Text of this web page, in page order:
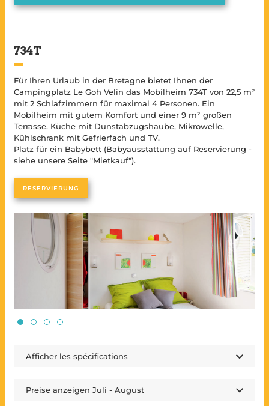
734T
Für Ihren Urlaub in der Bretagne bietet Ihnen der
Campingplatz Le Goh Velin das Mobilheim 734T von 22,5 m²
mit 2 Schlafzimmern für maximal 4 Personen. Ein
Mobilheim mit gutem Komfort und einer 9 m² großen
Terrasse. Küche mit Dunstabzugshaube, Mikrowelle,
Kühlschrank mit Gefrierfach und TV.
Platz für ein Babybett (Babyausstattung auf Reservierung -
siehe unsere Seite "Mietkauf").
RESERVIERUNG
Afficher les spécifications
Wohnzimmer / Küche :
Preise anzeigen Juli - August